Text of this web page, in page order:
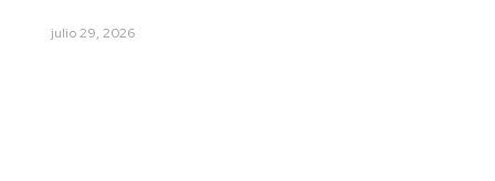
julio 29, 2026